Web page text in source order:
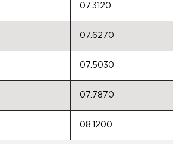
07.3120
07.6270
07.5030
07.7870
08.1200